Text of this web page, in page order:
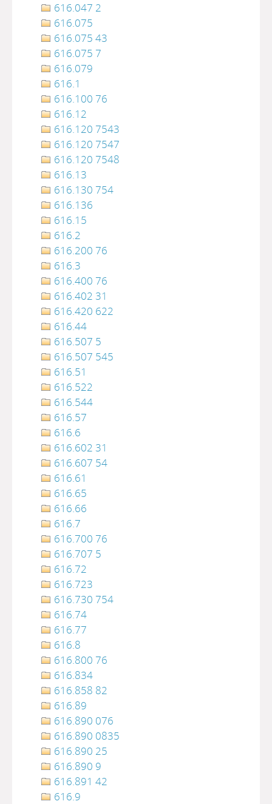
616.047 2
616.075
616.075 43
616.075 7
616.079
616.1
616.100 76
616.12
616.120 7543
616.120 7547
616.120 7548
616.13
616.130 754
616.136
616.15
616.2
616.200 76
616.3
616.400 76
616.402 31
616.420 622
616.44
616.507 5
616.507 545
616.51
616.522
616.544
616.57
616.6
616.602 31
616.607 54
616.61
616.65
616.66
616.7
616.700 76
616.707 5
616.72
616.723
616.730 754
616.74
616.77
616.8
616.800 76
616.834
616.858 82
616.89
616.890 076
616.890 0835
616.890 25
616.890 9
616.891 42
616.9